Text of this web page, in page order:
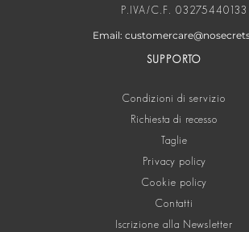
P.IVA/C.F. 03275440133
Email:
SUPPORTO
Condizioni di servizio
Richiesta di recesso
Taglie
Privacy policy
Cookie policy
Contatti
Iscrizione alla Newsletter